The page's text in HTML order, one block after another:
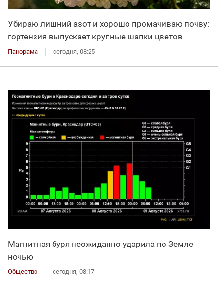
Убираю лишний азот и хорошо промачиваю почву:
гортензия выпускает крупные шапки цветов
Панорама сегодня, 08:25
Магнитная буря неожиданно ударила по Земле
ночью
Общество сегодня, 08:17